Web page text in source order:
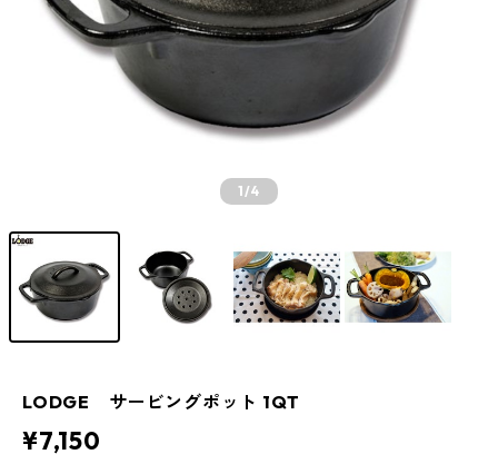
1/4
LODGE サービングポット 1QT
¥7,150